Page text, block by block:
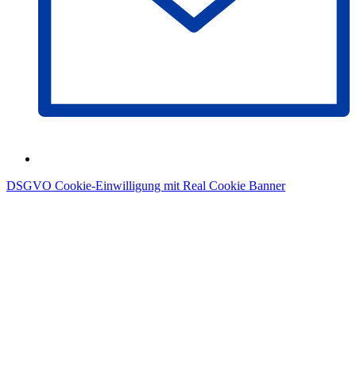
DSGVO Cookie-Einwilligung mit Real Cookie Banner